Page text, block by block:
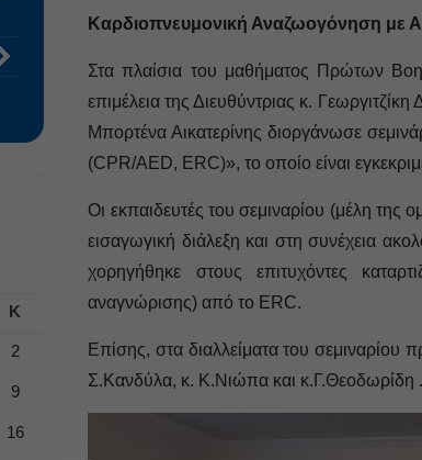
Καρδιοπνευμονική Αναζωογόνηση με
Στα πλαίσια του μαθήματος Πρώτων
επιμέλεια της Διευθύντριας κ.
Μπορτένα Αικατερίνης διοργάνωσε
(CPR/AED, ERC)», το οποίο είναι
Οι εκπαιδευτές του σεμιναρίου (μέλη
εισαγωγική διάλεξη και στη συνέχεια
χορηγήθηκε στους επιτυχόντες
αναγνώρισης) από το ERC.
Επίσης, στα διαλλείματα του
Σ.Κανδύλα, κ. Κ.Νιώπα και κ.Γ.Θεοδωρίδη .
Κ
2
9
16